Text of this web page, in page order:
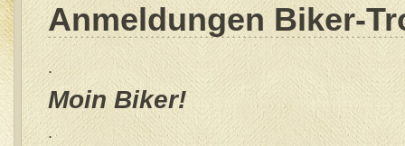
Anmeldungen Biker-
.
Moin Biker!
.